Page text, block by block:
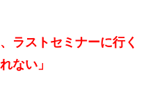
ラストセミナーに行く
ない」